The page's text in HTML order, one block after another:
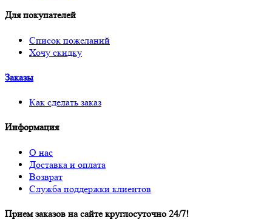
Для покупателей
Список пожеланий
Хочу скидку
Заказы
Как сделать заказ
Информация
О нас
Доставка и оплата
Возврат
Служба поддержки клиентов
Прием заказов на сайте круглосуточно 24/7!